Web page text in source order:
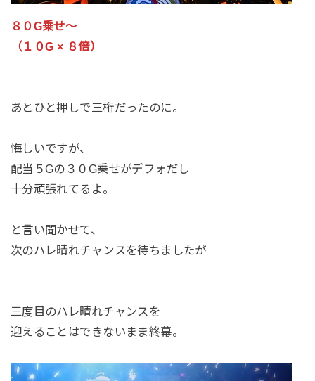
８０G乗せ～
（１０G × ８倍）
あとひと押しで三桁だったのに。
悔しいですが、
配当５Gの３０G乗せがデフォだし
十分頑張れてるよ。
と言い聞かせて、
次のハレ晴れチャンスを待ちましたが
三度目のハレ晴れチャンスを
迎えることはできないまま終幕。